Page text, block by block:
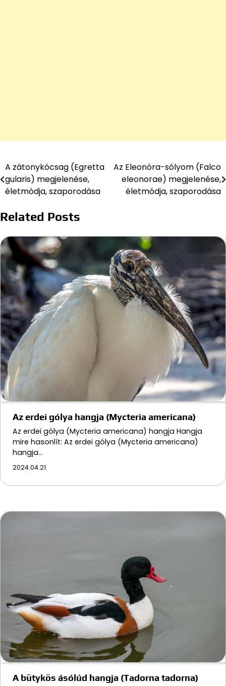
Bejegyzés
navigáció
A zátonykócsag (Egretta
gularis) megjelenése,
életmódja, szaporodása
Az Eleonóra-sólyom (Falco
eleonorae) megjelenése,
életmódja, szaporodása
Related Posts
Az erdei gólya hangja (Mycteria americana)
Az erdei gólya (Mycteria americana) hangja Hangja
mire hasonlít: Az erdei gólya (Mycteria americana)
hangja…
2024.04.21.
A bütykös ásólúd hangja (Tadorna tadorna)